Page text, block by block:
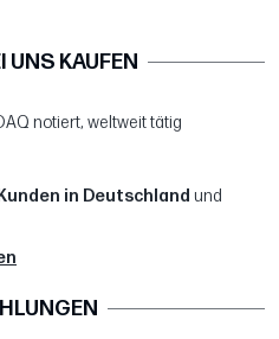
UNS KAUFEN
notiert, weltweit tätig
in Deutschland und